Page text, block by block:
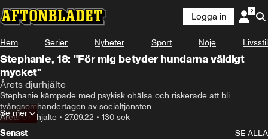
Logga in
Hem Serier Nyheter Sport Nöje Livsstil
Stephanie, 18: "För mig betyder hundarna väldigt
mycket"
Årets djurhjälte
Stephanie kämpade med psykisk ohälsa och riskerade att bli
tvångsomhändertagen av socialtjänsten.
När hon träffade Cia och hundarna Vilja och Märta förändrades livet.
Årets djurhjälte • 27.09.22 • 130 sek
Se mer
Senast
SE ALLA